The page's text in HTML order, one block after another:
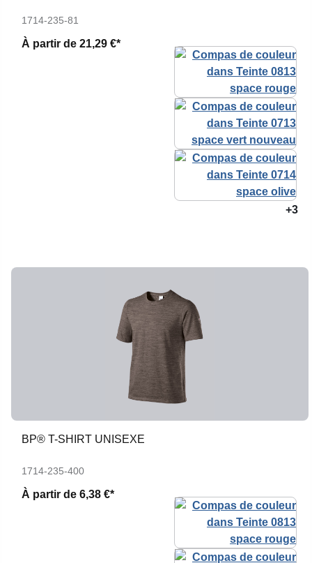
1714-235-81
À partir de 21,29 €*
+3
BP® T-SHIRT UNISEXE
1714-235-400
À partir de 6,38 €*